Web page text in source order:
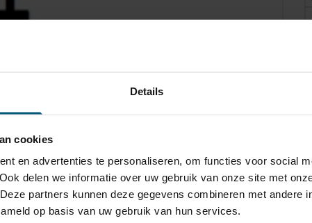
Details
cookies
en advertenties te personaliseren, om functies voor social
delen we informatie over uw gebruik van onze site met
partners kunnen deze gegevens combineren met andere
op basis van uw gebruik van hun services.